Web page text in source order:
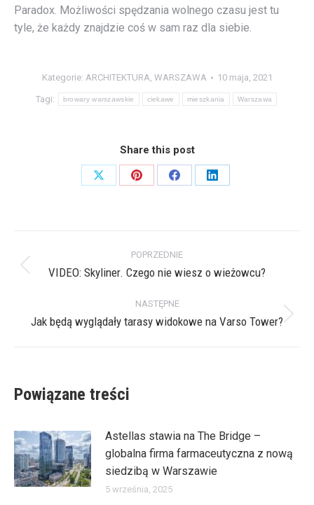
Paradox. Możliwości spędzania wolnego czasu jest tu
tyle, że każdy znajdzie coś w sam raz dla siebie.
Kategorie: ARCHITEKTURA, WARSZAWA 10 maja, 2021
Tagi: browary warszawskie ciekawe mieszkania Warszawa
Share this post
Share
Share
Share
Share
wpisów
POPRZEDNIE
Poprzedni
VIDEO: Skyliner. Czego nie wiesz o wieżowcu?
NASTĘPNE
Następny
Jak będą wyglądały tarasy widokowe na Varso Tower?
Powiązane treści
Astellas stawia na The Bridge –
globalna firma farmaceutyczna z nową
siedzibą w Warszawie
5 września, 2025